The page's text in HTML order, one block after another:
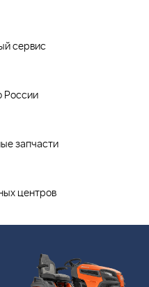
сервис
России
запчасти
центров